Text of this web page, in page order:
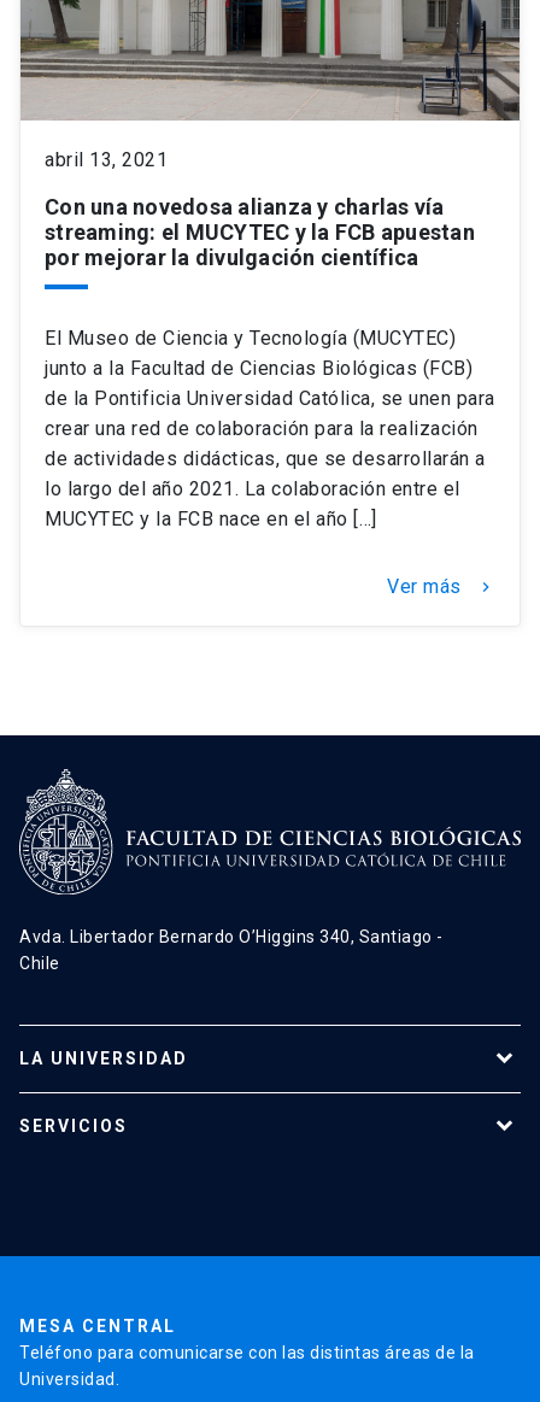
abril 13, 2021
Con una novedosa alianza y charlas vía
streaming: el MUCYTEC y la FCB apuestan
por mejorar la divulgación científica
El Museo de Ciencia y Tecnología (MUCYTEC)
junto a la Facultad de Ciencias Biológicas (FCB)
de la Pontificia Universidad Católica, se unen para
crear una red de colaboración para la realización
de actividades didácticas, que se desarrollarán a
lo largo del año 2021. La colaboración entre el
MUCYTEC y la FCB nace en el año […]
Ver más keyboard_arrow_right
Avda. Libertador Bernardo O’Higgins 340, Santiago -
Chile
LA UNIVERSIDAD
SERVICIOS
MESA CENTRAL
Teléfono para comunicarse con las distintas áreas de la
Universidad.